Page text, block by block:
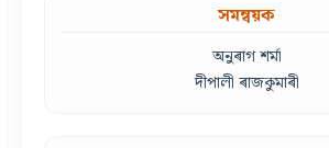
সমন্বয়ক
অনুৰাগ শৰ্মা
দীপালী ৰাজকুমাৰী